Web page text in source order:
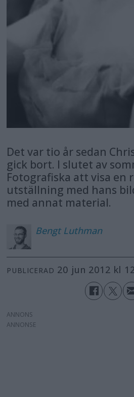
Det var tio år sedan
gick bort. I slutet av
Fotografiska att visa en
utställning med hans
med annat material.
Bengt Luthman
PUBLICERAD 20 jun 2012 kl
ANNONS